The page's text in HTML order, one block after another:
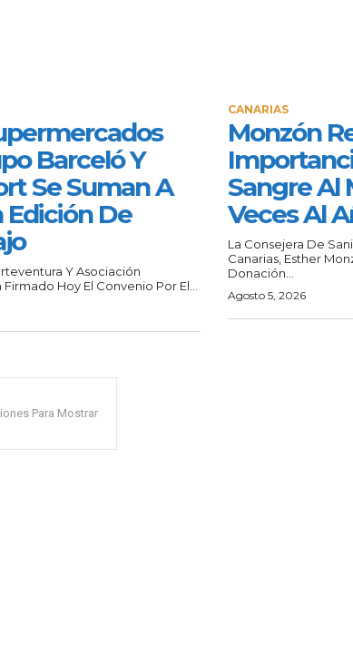
Barceló Y
Se Suman A
Edición De
Y Asociación
Hoy El Convenio Por El...
CANARIAS
Monzón
Sangre Al
Veces Al
La Consejera De
Canarias, Esther
Donación...
Agosto 5, 2026
Para Mostrar